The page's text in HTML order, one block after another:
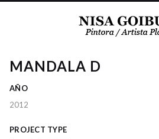
MANDALA D
AÑO
2012
PROJECT TYPE